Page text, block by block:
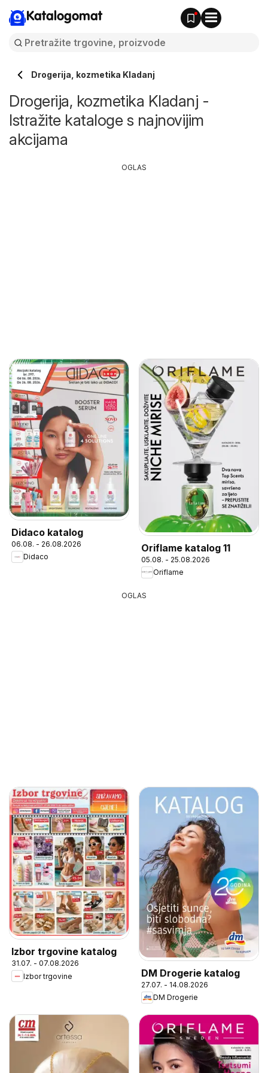
Katalogomat
Drogerija, kozmetika Kladanj
Drogerija, kozmetika Kladanj -
Istražite kataloge s najnovijim
akcijama
Didaco katalog
06.08. - 26.08.2026
Didaco
Oriflame katalog 11
05.08. - 25.08.2026
Oriflame
OGLAS
OGLAS
Izbor trgovine katalog
31.07. - 07.08.2026
Izbor trgovine
DM Drogerie katalog
27.07. - 14.08.2026
DM Drogerie